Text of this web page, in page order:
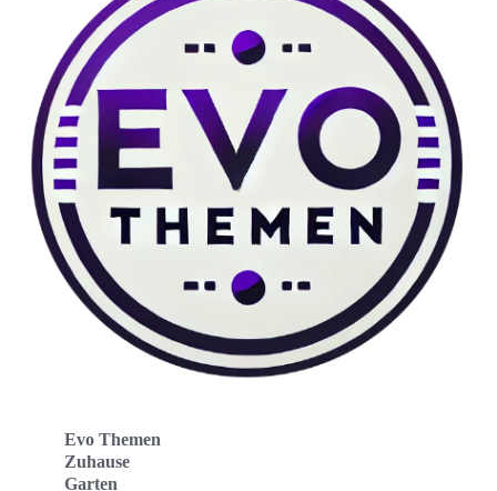
Evo Themen
Zuhause
Garten